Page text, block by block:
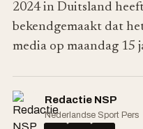
2024 in Duitsland
bekendgemaakt dat
media op maandag 15
Redactie NSP
Nederlandse Sport Pers